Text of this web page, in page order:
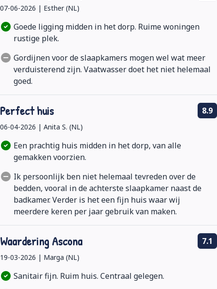
07-06-2026 | Esther (NL)
Goede ligging midden in het dorp. Ruime woningen
rustige plek.
Gordijnen voor de slaapkamers mogen wel wat meer
verduisterend zijn. Vaatwasser doet het niet helemaal
goed.
Perfect huis
06-04-2026 | Anita S. (NL)
8.9
Een prachtig huis midden in het dorp, van alle
gemakken voorzien.
Ik persoonlijk ben niet helemaal tevreden over de
bedden, vooral in de achterste slaapkamer naast de
badkamer. Verder is het een fijn huis waar wij
meerdere keren per jaar gebruik van maken.
Waardering Ascona
19-03-2026 | Marga (NL)
7.1
Sanitair fijn. Ruim huis. Centraal gelegen.